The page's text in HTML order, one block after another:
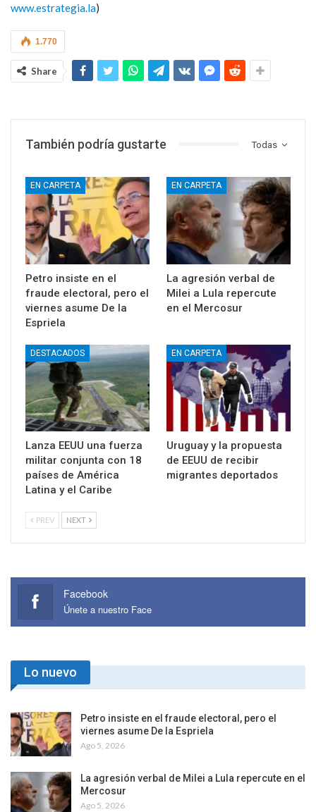
www.estrategia.la)
1.770
Share
Todas
También podría gustarte
EN CARPETA
Petro insiste en el
fraude electoral, pero el
viernes asume De la
Espriela
EN CARPETA
La agresión verbal de
Milei a Lula repercute
en el Mercosur
DESTACADOS
Lanza EEUU una fuerza
militar conjunta con 18
países de América
Latina y el Caribe
EN CARPETA
Uruguay y la propuesta
de EEUU de recibir
migrantes deportados
PREV NEXT
Facebook
Únete a nuestro Face
Lo nuevo
Petro insiste en el fraude electoral, pero el
viernes asume De la Espriela
Ago 5, 2026
La agresión verbal de Milei a Lula repercute en el
Mercosur
Ago 5, 2026